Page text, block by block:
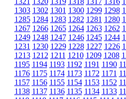
1303 1302 1301 1300 1299 1298
1285 1284 1283 1282 1281 1280
1267 1266 1265 1264 1263 1262
1249 1248 1247 1246 1245 1244
1231 1230 1229 1228 1227 1226
1213 1212 1211 1210 1209 1208
1195 1194 1193 1192 1191 1190
1176 1175 1174 1173 1172 1171
1157 1156 1155 1154 1153 1152
1138 1137 1136 1135 1134 1133